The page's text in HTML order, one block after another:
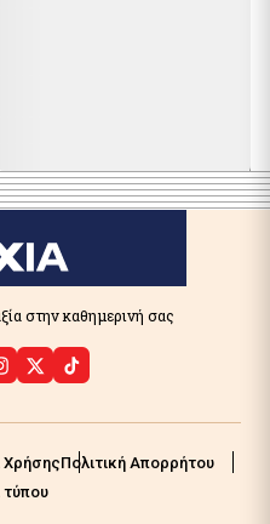
στην καθημερινή σας
ΧρήσηςΠολιτική Απορρήτου
τύπου